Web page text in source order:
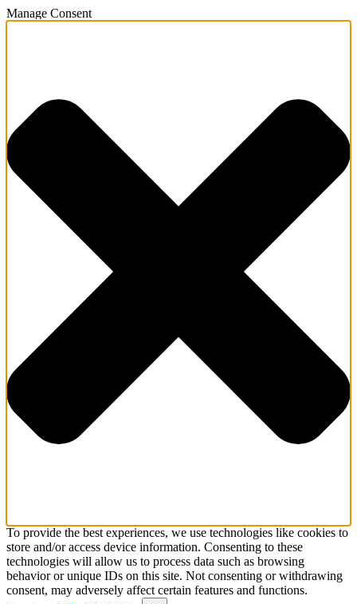
Manage Consent
To provide the best experiences, we use technologies like cookies to
store and/or access device information. Consenting to these
technologies will allow us to process data such as browsing
behavior or unique IDs on this site. Not consenting or withdrawing
consent, may adversely affect certain features and functions.